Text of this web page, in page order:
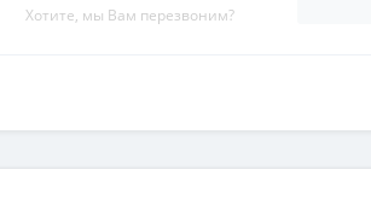
Хотите, мы Вам перезвоним?